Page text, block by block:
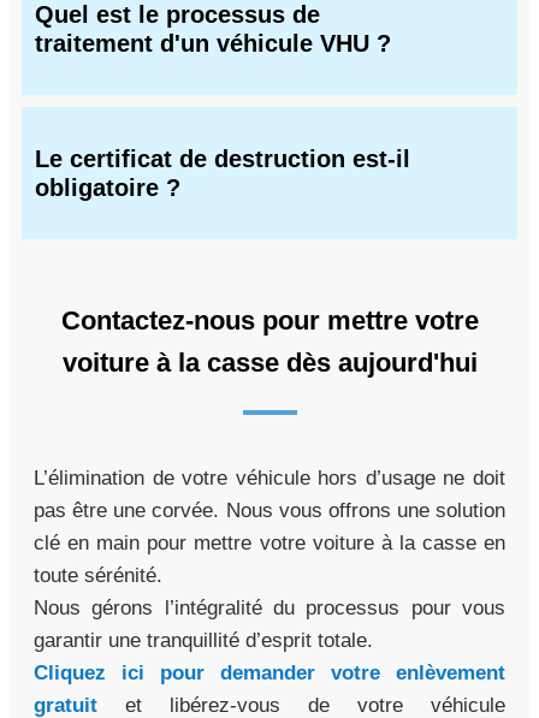
Quel est le processus de
traitement d'un véhicule VHU ?
Le certificat de destruction est-il
obligatoire ?
Contactez-nous pour mettre votre
voiture à la casse dès aujourd'hui
L’élimination de votre véhicule hors d’usage ne doit
pas être une corvée. Nous vous offrons une solution
clé en main pour mettre votre voiture à la casse en
toute sérénité.
Nous gérons l’intégralité du processus pour vous
garantir une tranquillité d’esprit totale.
Cliquez ici pour demander votre enlèvement
gratuit et libérez-vous de votre véhicule